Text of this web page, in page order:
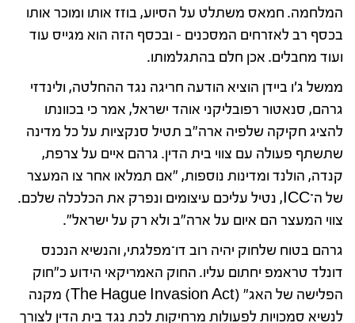
המלחמה. חמאס משתלט על הסיוע, בוזז אותו ומוכר אותו
בכסף רב לאזרחים המסכנים – ובכסף הזה הוא מגייס עוד
ועוד מחבלים. אכן חלם בהתגלמותו.
ממשל ג'ו ביידן הוציא הודעה חריגה נגד ההחלטה, ולינדזי
גרהם, סנאטור רפובליקני אוהד ישראל, אמר כי בכוונתו
להציג חקיקה שלפיה ארה"ב תטיל סנקציות על כל מדינה
שתשתף פעולה עם צווי בית הדין. גרהם איים על צרפת,
קנדה, הולנד ומדינות נוספות, "אם תמלאו אחר צו המעצר
של ה־ICC, נטיל עליכם עיצומים ונפרק את הכלכלה שלכם.
צווי המעצר הם איום על ארה"ב ולא רק על ישראל".
גרהם בטוח שלחוק יהיה רוב דו־מפלגתי, והנשיא הנכנס
דונלד טראמפ יחתום עליו. החוק האמריקאי הידוע כ"חוק
הפלישה של האג" (The Hague Invasion Act) מקנה
לנשיא סמכויות לפעולות מרחיקות לכת נגד בית הדין לצורך